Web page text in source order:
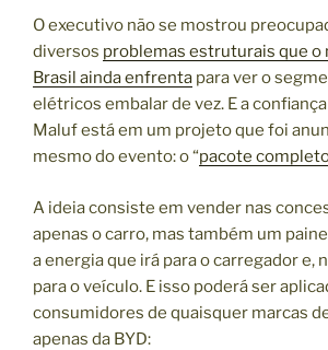
O executivo não se mostrou
diversos problemas estruturais que o
Brasil ainda enfrenta para ver o
elétricos embalar de vez. E a
Maluf está em um projeto que foi
mesmo do evento: o “pacote
A ideia consiste em vender nas
apenas o carro, mas também um
a energia que irá para o carregador e,
para o veículo. E isso poderá ser
consumidores de quaisquer marcas
apenas da BYD: